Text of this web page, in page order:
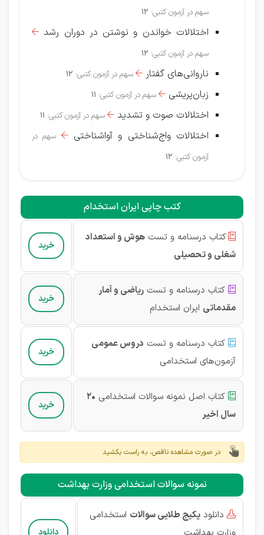
سهم در آزمون کتبی: 12
اختلالات خواندن و نوشتن در دوران رشد 
سهم در آزمون کتبی: 12
ناروانی‌های گفتار  سهم در آزمون کتبی: 12
زبان‌پریشی  سهم در آزمون کتبی: 11
اختلالات صوت و تشدید  سهم در آزمون کتبی: 11
اختلالات واج‌شناختی و آواشناختی
سهم در
آزمون کتبی: 12
کتب چاپی ایران استخدام
 کتاب درسنامه و تست هوش و استعداد
شغلی و تحصیلی
خرید
 کتاب درسنامه و تست ریاضی و آمار
مقدماتی ایران استخدام
خرید
 کتاب درسنامه و تست دروس عمومی
آزمون‌های استخدامی
خرید
 کتاب اصل نمونه سوالات استخدامی 20
سال اخیر
خرید
در صورت مشاهده ناقص، به راست بکشید
نمونه سوالات استخدامی وزارت بهداشت
 دانلود پکیج طلایی سوالات استخدامی
دانلود